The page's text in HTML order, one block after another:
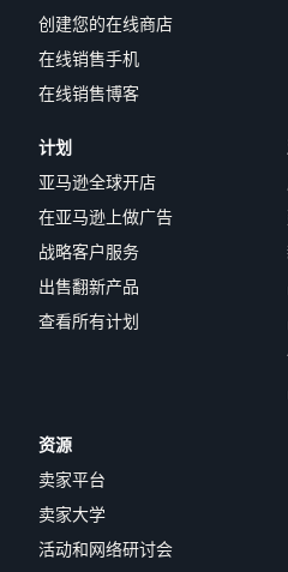
创建您的在线商店
在线销售手机
在线销售博客
计划
亚马逊全球开店
在亚马逊上做广告
战略客户服务
出售翻新产品
查看所有计划
资源
卖家平台
卖家大学
活动和网络研讨会